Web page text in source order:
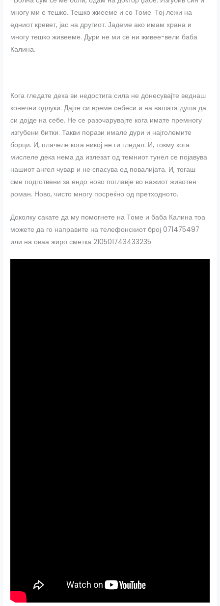
многу ми е тешко. Тешко жиееме и со Томе. Тој лежи на
едниот кревет, јас на другиот. Јадеме ако имам храна и
многу тешко живееме. Дури не ми се ни живее-вели баба
Калина.
Кога гледате дека ви недостига сила не донесувајте веднаш
конечни одлуки. Дајте си време себеси и на вашата душа да
си дојде на себе. Не се разочарувајте кога имате премногу
изгубени битки. Такви порази имале дури и најголемите
борци. И, плачеле кога никој не ги гледал. И, токму кога
мислеле дека нема да излезат од темниот тунел се појавува
нашиот ангел чувар и не спасува од повалијата. И, тогаш
сме подготвени за ендо ново поглавје во нажиот животен
роман. Ново, чисто многу посреќно од претходното.
Доколку сакате да му помогнете на Томе и баба Калина тоа
можете да го направите на телефонскиот број 071475497
или на оваа жиро сметка 210501743433235